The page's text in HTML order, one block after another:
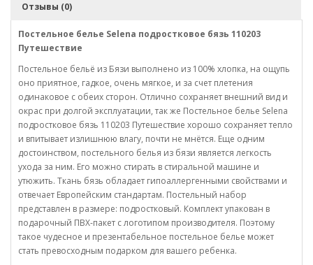
Отзывы (0)
Постельное белье Selena подростковое бязь 110203
Путешествие
Постельное бельё из Бязи выполнено из 100% хлопка, на ощупь
оно приятное, гадкое, очень мягкое, и за счет плетения
одинаковое с обеих сторон. Отлично сохраняет внешний вид и
окрас при долгой эксплуатации, так же Постельное белье Selena
подростковое бязь 110203 Путешествие хорошо сохраняет тепло
и впитывает излишнюю влагу, почти не мнётся. Еще одним
достоинством, постельного белья из бязи является легкость
ухода за ним. Его можно стирать в стиральной машине и
утюжить. Ткань бязь обладает гипоаллергенными свойствами и
отвечает Европейским стандартам. Постельный набор
представлен в размере: подростковый. Комплект упакован в
подарочный ПВХ-пакет с логотипом производителя. Поэтому
такое чудесное и презентабельное постельное белье может
стать превосходным подарком для вашего ребенка.